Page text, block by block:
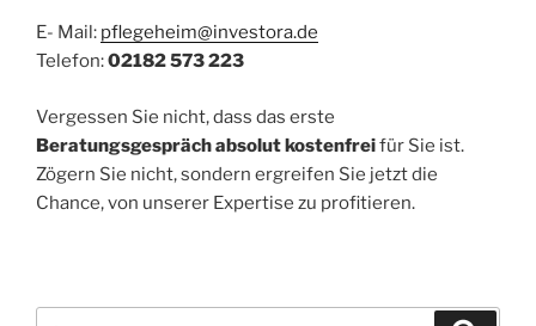
E- Mail: pflegeheim@investora.de
Telefon:02182 573 223
Vergessen Sie nicht, dass das erste
Beratungsgespräch absolut kostenfreifür Sie ist.
Zögern Sie nicht, sondern ergreifen Sie jetzt die
Chance, von unserer Expertise zu profitieren.